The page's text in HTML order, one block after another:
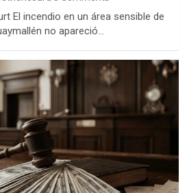
El incendio en un área sensible de
no apareció…